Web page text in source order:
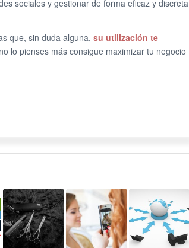
sociales y gestionar de forma eficaz y discreta
que, sin duda alguna, su utilización te
lo pienses más consigue maximizar tu negocio